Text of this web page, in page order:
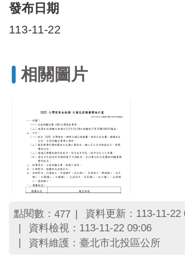
北
長
名
發布日期
113-11-22
相關圖片
點閱數： 477
資料更新：113-11-22
資料檢視：113-11-22 09:06
資料維護：臺北市北投區公所